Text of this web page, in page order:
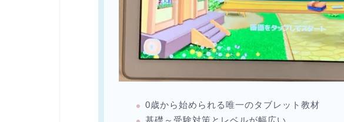
0歳から始められる唯一のタブレット教材